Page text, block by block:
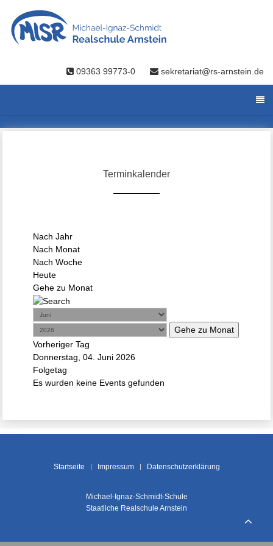
09363 99773-0 sekretariat@rs-arnstein.de
Terminkalender
Nach Jahr
Nach Monat
Nach Woche
Heute
Gehe zu Monat
Gehe zu Monat
Vorheriger Tag
Donnerstag, 04. Juni 2026
Folgetag
Es wurden keine Events gefunden
Startseite Impressum Datenschutzerklärung
Michael-Ignaz-Schmidt-Schule
Staatliche Realschule Arnstein